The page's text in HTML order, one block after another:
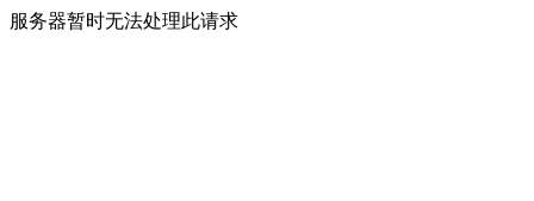
服务器暂时无法处理此请求